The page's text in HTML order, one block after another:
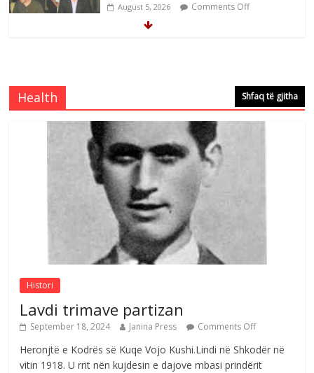
August 5, 2026 Comments Off
e invalidëve në Fushë Kosovë
Comments Off
Çlirimtari Agron Gërvalla me takime pune
në atdhe të shoqerisë Levizja
August 3, 2026 Comments Off
Postim me vlera nga artistja e mirëfilltë
Mimoza Gjoni
August 6, 2026 Comments Off
Health Shfaq të gjitha
Histori
Lavdi trimave partizan
September 18, 2024 Janina Press Comments Off
Heronjtë e Kodrës së Kuqe Vojo Kushi.Lindi në Shkodër në
vitin 1918. U rrit nën kujdesin e dajove mbasi prindërit